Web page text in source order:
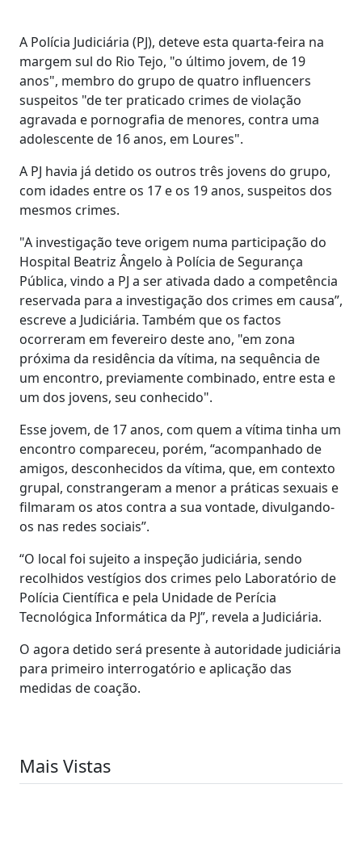
A Polícia Judiciária (PJ), deteve esta quarta-feira na
margem sul do Rio Tejo, "o último jovem, de 19
anos", membro do grupo de quatro influencers
suspeitos "de ter praticado crimes de violação
agravada e pornografia de menores, contra uma
adolescente de 16 anos, em Loures".
A PJ havia já detido os outros três jovens do grupo,
com idades entre os 17 e os 19 anos, suspeitos dos
mesmos crimes.
"A investigação teve origem numa participação do
Hospital Beatriz Ângelo à Polícia de Segurança
Pública, vindo a PJ a ser ativada dado a competência
reservada para a investigação dos crimes em causa”,
escreve a Judiciária. Também que os factos
ocorreram em fevereiro deste ano, "em zona
próxima da residência da vítima, na sequência de
um encontro, previamente combinado, entre esta e
um dos jovens, seu conhecido".
Esse jovem, de 17 anos, com quem a vítima tinha um
encontro compareceu, porém, “acompanhado de
amigos, desconhecidos da vítima, que, em contexto
grupal, constrangeram a menor a práticas sexuais e
filmaram os atos contra a sua vontade, divulgando-
os nas redes sociais”.
“O local foi sujeito a inspeção judiciária, sendo
recolhidos vestígios dos crimes pelo Laboratório de
Polícia Científica e pela Unidade de Perícia
Tecnológica Informática da PJ”, revela a Judiciária.
O agora detido será presente à autoridade judiciária
para primeiro interrogatório e aplicação das
medidas de coação.
Mais Vistas